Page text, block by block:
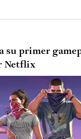
su primer
Netflix